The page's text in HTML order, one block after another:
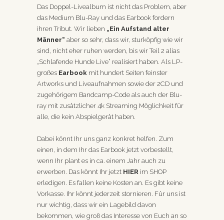
Das Doppel-Livealbum ist nicht das Problem, aber
das Medium Blu-Ray und das Earbook fordern
ihren Tribut. Wir lieben „Ein Aufstand alter
Männer“ aber so sehr, dass wir, sturköpfig wie wir
sind, nicht eher ruhen werden, bis wir Teil 2 alias
„Schlafende Hunde Live“ realisiert haben. Als LP-
großes Earbook mit hundert Seiten feinster
Artworks und Liveaufnahmen sowie der 2CD und
zugehörigem Bandcamp-Code als auch der Blu-
ray mit zusätzlicher 4k Streaming Möglichkeit für
alle, die kein Abspielgerät haben.
Dabei könnt Ihr uns ganz konkret helfen. Zum
einen, in dem Ihr das Earbook jetzt vorbestellt,
wenn Ihr plant es in ca. einem Jahr auch zu
erwerben. Das könnt Ihr jetzt HIER im SHOP
erledigen. Es fallen keine Kosten an. Es gibt keine
Vorkasse. Ihr könnt jederzeit stornieren. Für uns ist
nur wichtig, dass wir ein Lagebild davon
bekommen, wie groß das Interesse von Euch an so